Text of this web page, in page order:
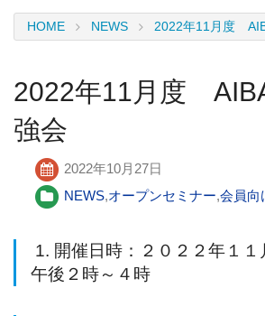
HOME NEWS 2022年11月度
2022年11月度
強会
2022年10月27日
NEWS,オープンセミナー,会員向
1. 開催日時：２０２２年１１
午後２時～４時